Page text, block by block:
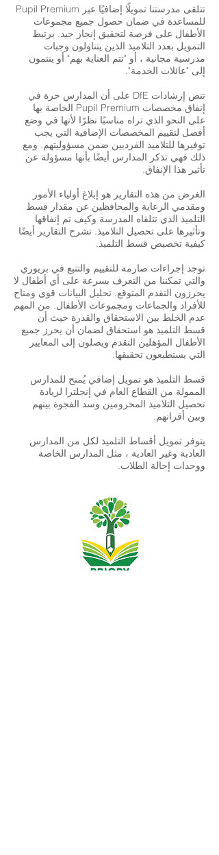
تتلقى مدرستنا تمويلًا إضافيًا عبر Pupil Premium
للمساعدة في ضمان حصول جميع مجموعات
الأطفال على فرصة لتحقيق إنجاز جيد. يرتبط
التمويل بعدد التلاميذ الذين يتناولون وجبات
مدرسية مجانية ، أو "تتم العناية بهم" أو ينتمون
إلى "عائلات الخدمة".
تنص إرشادات DfE على أن المدارس حرة في
إنفاق مخصصات Pupil Premium الخاصة بها
على النحو الذي تراه مناسبًا نظرًا لأنها في وضع
أفضل لتقييم المخصصات الإضافية التي يجب
توفيرها للتلاميذ الفرديين ضمن مسؤوليتهم. ومع
ذلك فهي تذكر المدارس أيضًا بأنها مسؤولة عن
تأثير هذا الإنفاق.
الغرض من هذه التقارير هو إبلاغ أولياء الأمور
ومقدمي الرعاية والمحافظين عن مقدار قسط
التلميذ الذي تتلقاه المدرسة وكيف تم إنفاقها
وتأثيرها على تحصيل التلاميذ. تشرح التقارير أيضًا
كيفية تخصيص قسط التلميذ.
توجد إجراءات صارمة للتقييم والتتبع في بريوري
والتي تمكننا من التعرف بسرعة على أي أطفال لا
يحرزون التقدم المتوقع. تحليل البيانات قوي ومتاح
للأفراد والجماعات ومجموعات الأطفال. من المهم
عدم الخلط بين الاستحقاق والقدرة حيث أن
قسط التلميذ هو استحقاق لضمان أن يحرز جميع
الأطفال المؤهلين التقدم ويصلون إلى المعايير
التي يستطيعون تحقيقها.
قسط التلميذ هو تمويل إضافي يُمنح للمدارس
الممولة من القطاع العام في إنجلترا لزيادة
تحصيل التلاميذ المحرومين وسد الفجوة بينهم
وبين أقرانهم.
يتوفر تمويل أقساط التلميذ لكل من المدارس
العادية وغير العادية ، مثل المدارس الخاصة
ووحدات إحالة الطلاب.